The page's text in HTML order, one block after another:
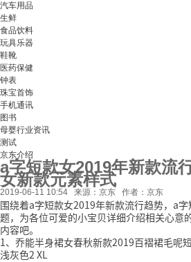
汽车用品
生鲜
食品饮料
玩具乐器
鞋靴
医药保健
钟表
珠宝首饰
手机通讯
图书
母婴行业资讯
测试
京东介绍
a字短款女2019年新款流
女新款元素样式
2019-06-11 10:54 来源：京东 作者：京东
围绕着a字短款女2019年新款流行趋势，a
题，为各位可爱的小宝贝详细介绍相关心意
内容吧。
1、乔能半身裙女春秋新款2019百褶裙毛呢
浅灰色2 XL